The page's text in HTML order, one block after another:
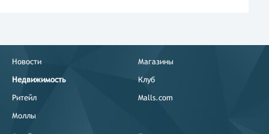
Новости
Недвижимость
Ритейл
Моллы
Магазины
Клуб
Malls.com